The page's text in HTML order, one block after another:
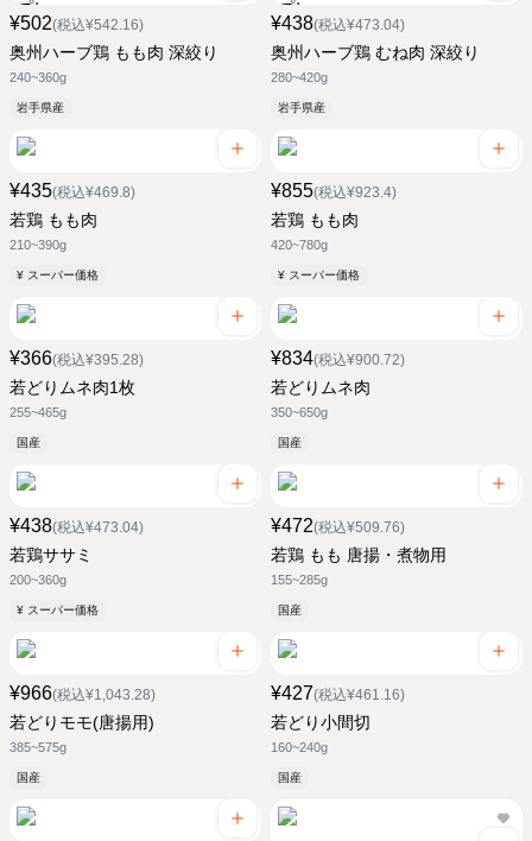
¥502(税込¥542.16)
奥州ハーブ鶏 もも肉 深絞り
240~360g
岩手県産
¥438(税込¥473.04)
奥州ハーブ鶏 むね肉 深絞り
280~420g
岩手県産
¥435(税込¥469.8)
若鶏 もも肉
210~390g
¥ スーパー価格
¥855(税込¥923.4)
若鶏 もも肉
420~780g
¥ スーパー価格
¥366(税込¥395.28)
若どりムネ肉1枚
255~465g
国産
¥834(税込¥900.72)
若どりムネ肉
350~650g
国産
¥438(税込¥473.04)
若鶏ササミ
200~360g
¥ スーパー価格
¥472(税込¥509.76)
若鶏 もも 唐揚・煮物用
155~285g
国産
¥966(税込¥1,043.28)
若どりモモ(唐揚用)
385~575g
国産
¥427(税込¥461.16)
若どり小間切
160~240g
国産